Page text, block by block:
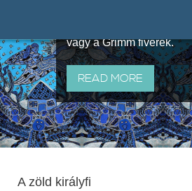
vagy a Grimm fivérek.
READ MORE
A zöld királyfi